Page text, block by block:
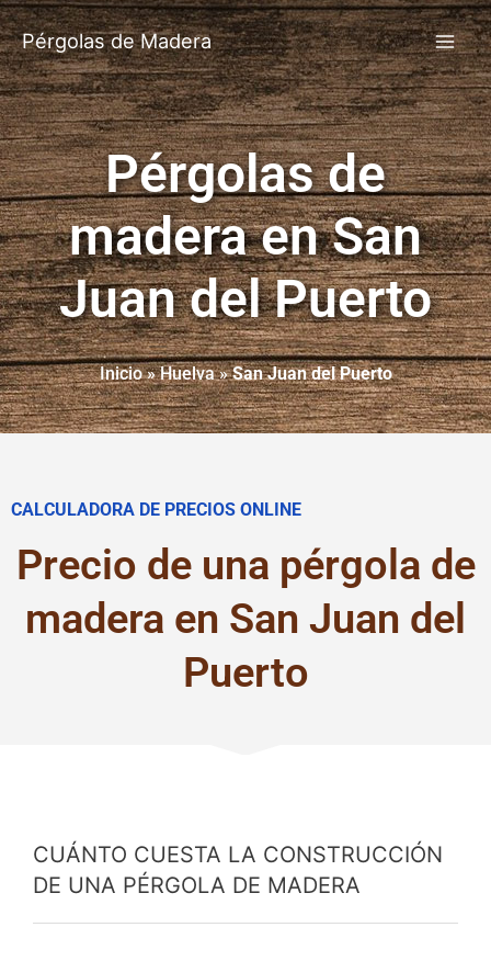
Pérgolas de Madera
Pérgolas de
madera en San
Juan del Puerto
Inicio»Huelva»San Juan del Puerto
CALCULADORA DE PRECIOS ONLINE
Precio de una pérgola de
madera en San Juan del
Puerto
CUÁNTO CUESTA LA CONSTRUCCIÓN
DE UNA PÉRGOLA DE MADERA